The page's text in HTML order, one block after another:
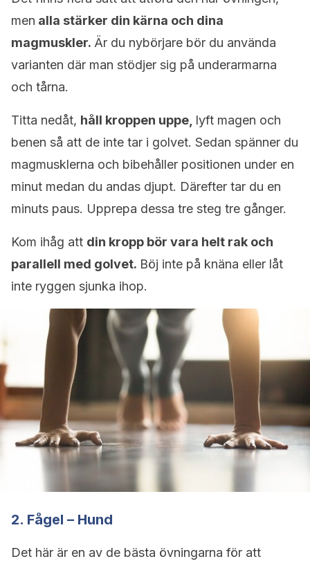
men alla stärker din kärna och dina
magmuskler. Är du nybörjare bör du använda
varianten där man stödjer sig på underarmarna
och tårna.
Titta nedåt, håll kroppen uppe, lyft magen och
benen så att de inte tar i golvet. Sedan spänner du
magmusklerna och bibehåller positionen under en
minut medan du andas djupt. Därefter tar du en
minuts paus. Upprepa dessa tre steg tre gånger.
Kom ihåg att din kropp bör vara helt rak och
parallell med golvet. Böj inte på knäna eller låt
inte ryggen sjunka ihop.
2. Fågel – Hund
Det här är en av de bästa övningarna för att